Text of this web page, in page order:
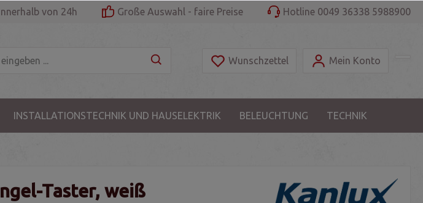
von 24h Große Auswahl - faire Preise Hotline 0049 36338 5988900
Wunschzettel Mein Konto
INSTALLATIONSTECHNIK UND HAUSELEKTRIK BELEUCHTUNG TECHNIK
Taster, weiß